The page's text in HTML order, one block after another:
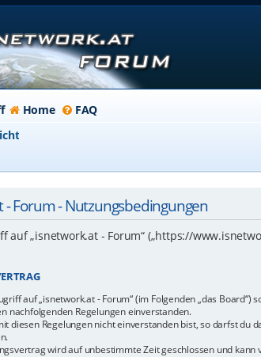
Home FAQ
- Forum - Nutzungsbedingungen
auf „isnetwork.at - Forum“ („https://
auf „isnetwork.at - Forum“ (im Folgenden „das
nachfolgenden Regelungen einverstanden.
diesen Regelungen nicht einverstanden bist, so darfst du
wird auf unbestimmte Zeit geschlossen und